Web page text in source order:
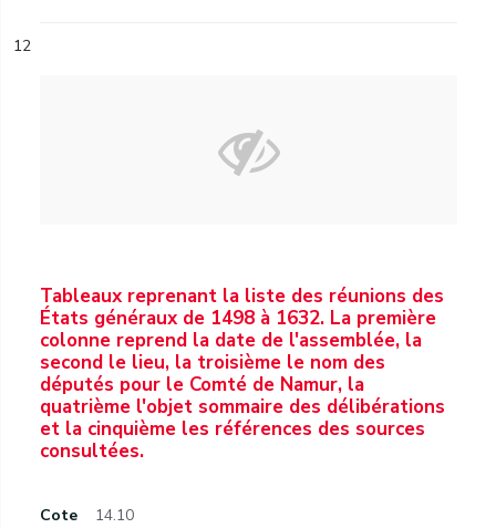
12
Tableaux reprenant la liste des réunions des
États généraux de 1498 à 1632. La première
colonne reprend la date de l'assemblée, la
second le lieu, la troisième le nom des
députés pour le Comté de Namur, la
quatrième l'objet sommaire des délibérations
et la cinquième les références des sources
consultées.
Cote 14.10